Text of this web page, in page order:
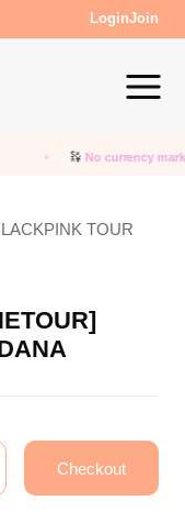
LoginJoin
No currency